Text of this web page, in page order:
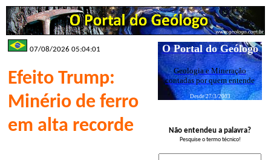
07/08/2026 05:04:01
Efeito Trump:
Minério de ferro
em alta recorde
O Portal do Geólogo
Geologia e Mineração
contadas por quem entende
Desde 27/3/2003
Não entendeu a palavra?
Pesquise o termo técnico!